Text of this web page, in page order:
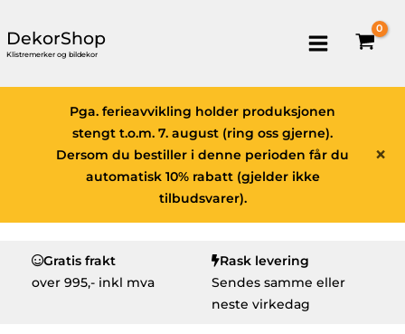
DekorShop
Klistremerker og bildekor
×
Pga. ferieavvikling holder produksjonen
stengt t.o.m. 7. august (ring oss gjerne).
Dersom du bestiller i denne perioden får du
automatisk 10% rabatt (gjelder ikke
tilbudsvarer).
Gratis frakt
over 995,- inkl mva
Rask levering
Sendes samme eller
neste virkedag